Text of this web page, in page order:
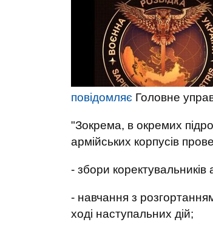
повідомляє Головне
"Зокрема, в окремих
армійських корпусів
- збори коректувальників
- навчання з
ході наступальних дій;